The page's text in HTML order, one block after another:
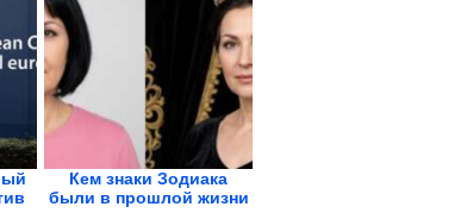
Кем знаки Зодиака
были в прошлой жизни